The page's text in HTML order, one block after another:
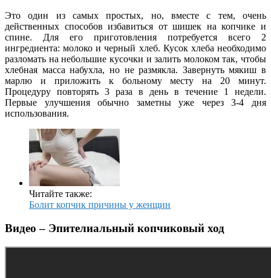
Это один из самых простых, но, вместе с тем, очень
действенных способов избавиться от шишек на копчике и
спине. Для его приготовления потребуется всего 2
ингредиента: молоко и черный хлеб. Кусок хлеба необходимо
разломать на небольшие кусочки и залить молоком так, чтобы
хлебная масса набухла, но не размякла. Завернуть мякиш в
марлю и приложить к больному месту на 20 минут.
Процедуру повторять 3 раза в день в течение 1 недели.
Первые улучшения обычно заметны уже через 3-4 дня
использования.
Читайте также:
Болит копчик причины у женщин
Видео – Эпителиальный копчиковый ход